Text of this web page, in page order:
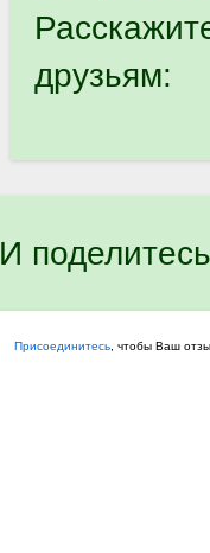
друзьям:
И
Присоединитесь , чтобы Ваш